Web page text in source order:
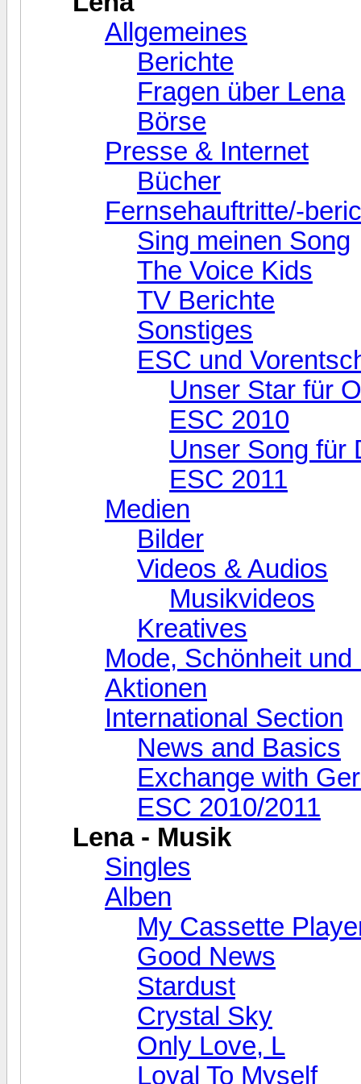
Allgemeines
Berichte
Fragen über Lena
Börse
Presse & Internet
Bücher
Fernsehauftritte/-
Sing meinen Song
The Voice Kids
TV Berichte
Sonstiges
ESC und
Unser Star für
ESC 2010
Unser Song für
ESC 2011
Medien
Bilder
Videos & Audios
Musikvideos
Kreatives
Mode, Schönheit und
Aktionen
International Section
News and Basics
Exchange with
ESC 2010/2011
Lena - Musik
Singles
Alben
My Cassette
Good News
Stardust
Crystal Sky
Only Love, L
Loyal To Myself